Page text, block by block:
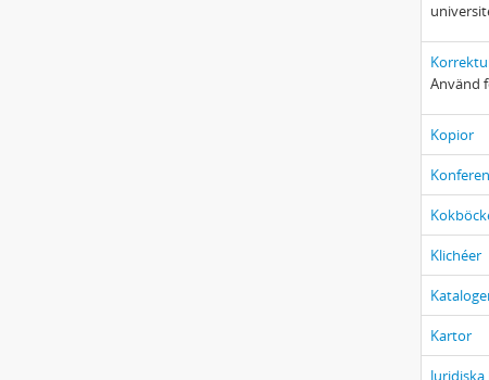
Använd
Kopior
Klichéer
Kartor